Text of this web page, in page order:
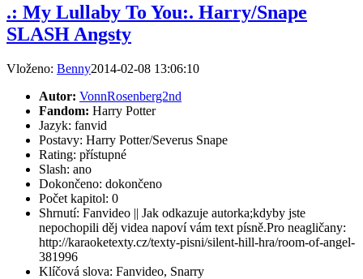
.: My Lullaby To You:. Harry/Snape
SLASH Angsty
Vloženo: Benny2014-02-08 13:06:10
Autor: VonnRosenberg2nd
Fandom: Harry Potter
Jazyk: fanvid
Postavy: Harry Potter/Severus Snape
Rating: přístupné
Slash: ano
Dokončeno: dokončeno
Počet kapitol: 0
Shrnutí: Fanvideo || Jak odkazuje autorka;kdyby jste
nepochopili děj videa napoví vám text písně.Pro neagličany:
http://karaoketexty.cz/texty-pisni/silent-hill-hra/room-of-angel-
381996
Klíčová slova: Fanvideo, Snarry